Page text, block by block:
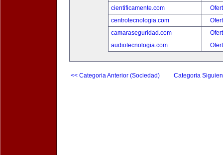
cientificamente.com
centrotecnologia.com
camaraseguridad.com
audiotecnologia.com
<< Categoria Anterior (Sociedad) Categoria